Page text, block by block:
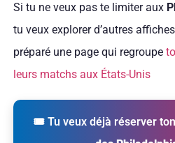
Si tu ne veux pas te limiter aux
tu veux explorer d’autres
préparé une page qui regroupe
leurs matchs aux États-Unis
🎟 Tu veux déjà réserver ton